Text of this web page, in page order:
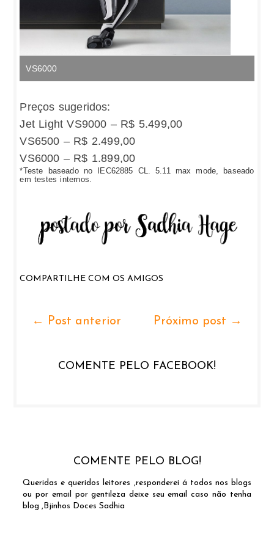
VS6000
Preços sugeridos:
Jet Light VS9000 – R$ 5.499,00
VS6500 – R$ 2.499,00
VS6000 – R$ 1.899,00
*Teste baseado no IEC62885 CL. 5.11 max mode, baseado
em testes internos.
COMPARTILHE COM OS AMIGOS
Próximo post →
← Post anterior
COMENTE PELO FACEBOOK!
COMENTE PELO BLOG!
Queridas e queridos leitores ,responderei á todos nos blogs
ou por email por gentileza deixe seu email caso não tenha
blog ,Bjinhos Doces Sadhia